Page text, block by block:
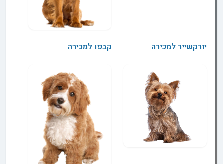
יורקשייר למכירה קבפו למכירה